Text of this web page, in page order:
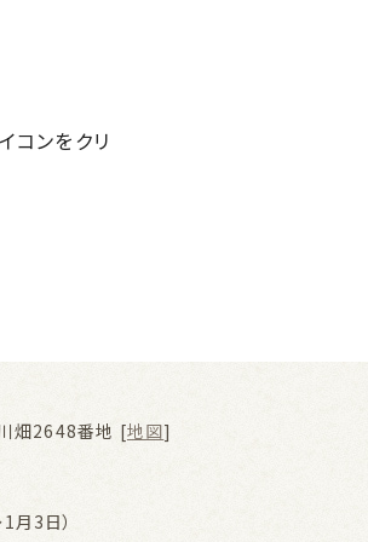
コンをクリ
畑2648番地 [地図]
月3日）